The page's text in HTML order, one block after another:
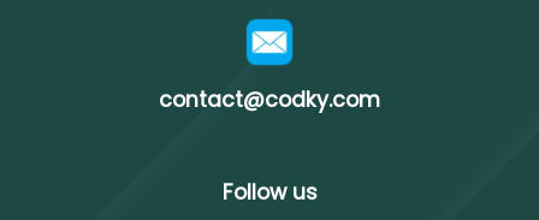
contact@codky.com
Follow us